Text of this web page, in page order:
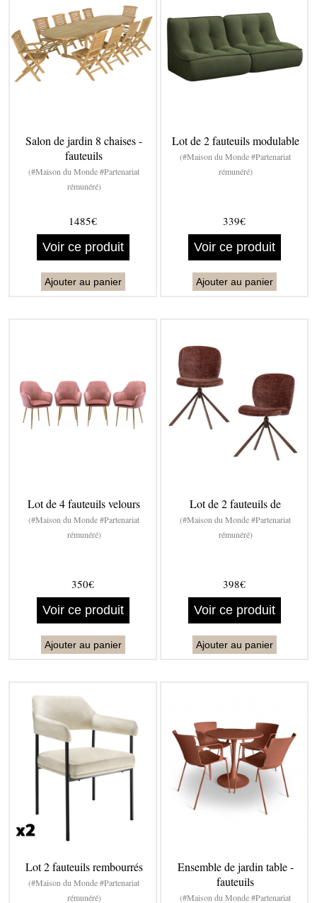
Salon de jardin 8 chaises -
fauteuils
(#Maison du Monde #Partenariat
rémunéré)
1485€
Voir ce produit
Ajouter au panier
Lot de 2 fauteuils modulable
(#Maison du Monde #Partenariat
rémunéré)
339€
Voir ce produit
Ajouter au panier
Lot de 4 fauteuils velours
(#Maison du Monde #Partenariat
rémunéré)
350€
Voir ce produit
Ajouter au panier
Lot de 2 fauteuils de
(#Maison du Monde #Partenariat
rémunéré)
398€
Voir ce produit
Ajouter au panier
Lot 2 fauteuils rembourrés
(#Maison du Monde #Partenariat
rémunéré)
Ensemble de jardin table -
fauteuils
(#Maison du Monde #Partenariat